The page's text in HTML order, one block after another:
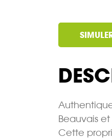
Beauvais
Cette